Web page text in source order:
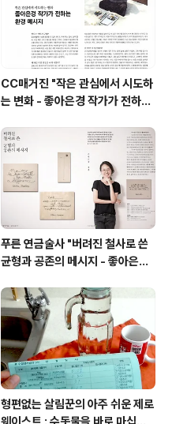
CC매거진 "작은 관심에서 시도하
는 변화 - 좋아은경 작가가 전하는
푸른 연금술사 "버려진 철사로 쓴
균형과 공존의 메시지 - 좋아은경
형편없는 살림꾼의 아주 쉬운 제로